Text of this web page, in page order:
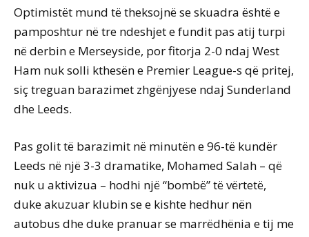
Optimistët mund të theksojnë se skuadra është e
pamposhtur në tre ndeshjet e fundit pas atij turpi
në derbin e Merseyside, por fitorja 2-0 ndaj West
Ham nuk solli kthesën e Premier League-s që pritej,
siç treguan barazimet zhgënjyese ndaj Sunderland
dhe Leeds.
Pas golit të barazimit në minutën e 96-të kundër
Leeds në një 3-3 dramatike, Mohamed Salah – që
nuk u aktivizua – hodhi një “bombë” të vërtetë,
duke akuzuar klubin se e kishte hedhur nën
autobus dhe duke pranuar se marrëdhënia e tij me